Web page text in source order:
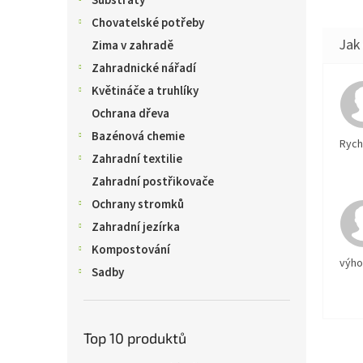
Chovatelské potřeby
Zima v zahradě
Zahradnické nářadí
Květináče a truhlíky
Ochrana dřeva
Bazénová chemie
Zahradní textilie
Zahradní postřikovače
Ochrany stromků
Zahradní jezírka
Kompostování
Sadby
Top 10 produktů